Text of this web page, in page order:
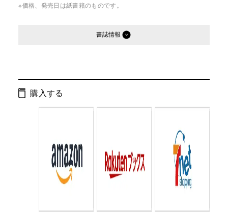
※価格、発売日は紙書籍のものです。
書誌情報
ISBN： 9784344416727
判型：
購入する